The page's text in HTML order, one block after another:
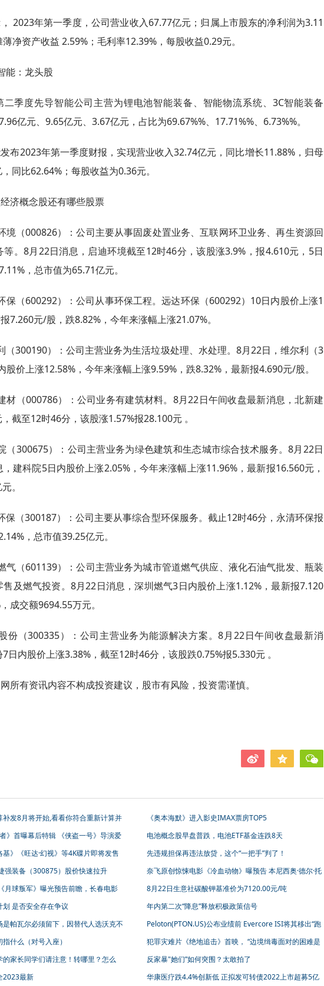
2023年第一季度，公司营业收入67.77亿元；归属上市股东的净利润为3.11
净资产收益 2.59%；毛利率12.39%，每股收益0.29元。
能：龙头股
二季度先导智能公司主营为锂电池智能装备、智能物流系统、3C智能装备
亿元、9.65亿元、3.67亿元，占比为69.67%%、17.71%%、6.73%%。
布2023年第一季度财报，实现营业收入32.74亿元，同比增长11.88%，归母
同比62.64%；每股收益为0.36元。
济概念股还有哪些股票
境（000826）：公司主要从事固废处置业务、互联网环卫业务、再生资源回
等。8月22日消息，启迪环境截至12时46分，该股涨3.9%，报4.610元，5日
，总市值为65.71亿元。
保（600292）：公司从事环保工程。远达环保（600292）10日内股价上涨1
7.260元/股，跌8.82%，今年来涨幅上涨21.07%。
（300190）：公司主营业务为生活垃圾处理、水处理。8月22日，维尔利（3
股价上涨12.58%，今年来涨幅上涨9.59%，跌8.32%，最新报4.690元/股。
材（000786）：公司业务有建筑材料。8月22日午间收盘最新消息，北新建
截至12时46分，该股涨1.57%报28.100元 。
（300675）：公司主营业务为绿色建筑和生态城市综合技术服务。8月22日
建科院5日内股价上涨2.05%，今年来涨幅上涨11.96%，最新报16.560元，
。
保（300187）：公司主要从事综合型环保服务。截止12时46分，永清环保报
，总市值39.25亿元。
气（601139）：公司主营业务为城市管道燃气供应、液化石油气批发、瓶装
售及燃气投资。8月22日消息，深圳燃气3日内股价上涨1.12%，最新报7.120
成交额9694.55万元。
份（300335）：公司主营业务为能源解决方案。8月22日午间收盘最新消
日内股价上涨3.38%，截至12时46分，该股跌0.75%报5.330元 。
所有资讯内容不构成投资建议，股市有风险，投资需谨慎。
补发8月将开始,看看你符合重新计算并
《奥本海默》进入影史IMAX票房TOP5
》首曝幕后特辑 《侠盗一号》导演爱
电池概念股早盘普跌，电池ETF基金连跌8天
基》《旺达·幻视》等4K碟片即将发售
先违规担保再违法放贷，这个“一把手”判了！
强装备（300875）股价快速拉升
奈飞原创惊悚电影《冷血动物》曝预告 本尼西奥·德尔·托
月球叛军》曝光预告前瞻，长春电影
8月22日生意社碳酸钾基准价为7120.00元/吨
是否安全存在争议
年内第二次“降息”释放积极政策信号
帕瓦尔必须留下，因替代人选沃克不
Peloton(PTON.US)公布业绩前 Evercore ISI将其移出“跑
什么（对号入座）
犯罪灾难片《绝地追击》首映， “边境缉毒面对的困难是
家长同学们请注意！转哪里？怎么
反家暴"她们”如何突围？太敢拍了
2023最新
华康医疗跌4.4%创新低 正拟发可转债2022上市超募5亿